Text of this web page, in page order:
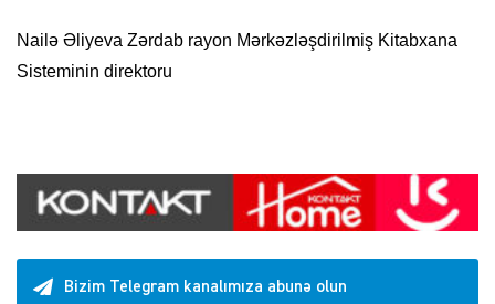
Nailə Əliyeva Zərdab rayon Mərkəzləşdirilmiş Kitabxana
Sisteminin direktoru
Bizim Telegram kanalımıza abunə olun